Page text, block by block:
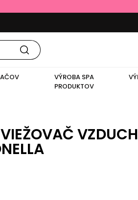
VÝROBA SPA
PRODUKTOV